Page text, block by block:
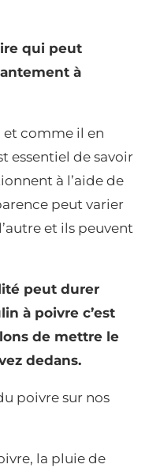
qui peut
à
et comme il en
essentiel de savoir
à l’aide de
peut varier
et ils peuvent
peut durer
à poivre c’est
de mettre le
dedans.
poivre sur nos
la pluie de